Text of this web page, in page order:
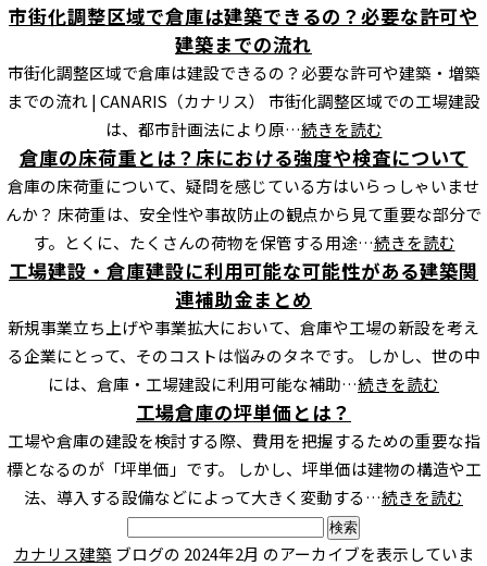
市街化調整区域で倉庫は建築できるの？必要な許可や
建築までの流れ
市街化調整区域で倉庫は建設できるの？必要な許可や建築・増築
までの流れ | CANARIS（カナリス） 市街化調整区域での工場建設
は、都市計画法により原…続きを読む
倉庫の床荷重とは？床における強度や検査について
倉庫の床荷重について、疑問を感じている方はいらっしゃいませ
んか？ 床荷重は、安全性や事故防止の観点から見て重要な部分で
す。とくに、たくさんの荷物を保管する用途…続きを読む
工場建設・倉庫建設に利用可能な可能性がある建築関
連補助金まとめ
新規事業立ち上げや事業拡大において、倉庫や工場の新設を考え
る企業にとって、そのコストは悩みのタネです。 しかし、世の中
には、倉庫・工場建設に利用可能な補助…続きを読む
工場倉庫の坪単価とは？
工場や倉庫の建設を検討する際、費用を把握するための重要な指
標となるのが「坪単価」です。 しかし、坪単価は建物の構造や工
法、導入する設備などによって大きく変動する…続きを読む
検
索:
カナリス建築 ブログの 2024年2月 のアーカイブを表示していま